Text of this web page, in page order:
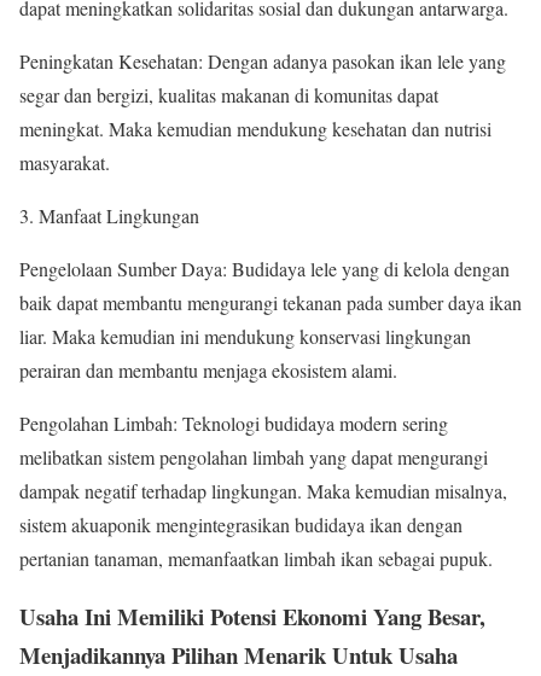
dapat meningkatkan solidaritas sosial dan dukungan antarwarga.
Peningkatan Kesehatan: Dengan adanya pasokan ikan lele yang
segar dan bergizi, kualitas makanan di komunitas dapat
meningkat. Maka kemudian mendukung kesehatan dan nutrisi
masyarakat.
Manfaat Lingkungan
Pengelolaan Sumber Daya: Budidaya lele yang di kelola dengan
baik dapat membantu mengurangi tekanan pada sumber daya ikan
liar. Maka kemudian ini mendukung konservasi lingkungan
perairan dan membantu menjaga ekosistem alami.
Pengolahan Limbah: Teknologi budidaya modern sering
melibatkan sistem pengolahan limbah yang dapat mengurangi
dampak negatif terhadap lingkungan. Maka kemudian misalnya,
sistem akuaponik mengintegrasikan budidaya ikan dengan
pertanian tanaman, memanfaatkan limbah ikan sebagai pupuk.
Usaha Ini Memiliki Potensi Ekonomi Yang Besar,
Menjadikannya Pilihan Menarik Untuk Usaha